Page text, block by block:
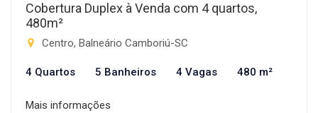
Cobertura Duplex à Venda com 4 quartos,
480m²
Centro, Balneário Camboriú-SC
4 Quartos 5 Banheiros 4 Vagas 480 m²
Mais informações